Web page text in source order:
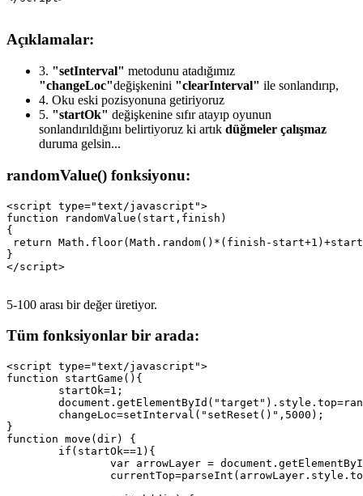
Açıklamalar:
3. "setInterval" metodunu atadığımız
"changeLoc"değişkenini "clearInterval" ile sonlandırıp,
4. Oku eski pozisyonuna getiriyoruz
5. "startOk" değişkenine sıfır atayıp oyunun
sonlandırıldığını belirtiyoruz ki artık düğmeler çalışmaz
duruma gelsin...
randomValue() fonksiyonu:
<script type="text/javascript">
function randomValue(start,finish)
{
return Math.floor(Math.random()*(finish-
}
5-100 arası bir değer üretiyor.
Tüm fonksiyonlar bir arada:
<script type="text/javascript">
function startGame(){
}
function move(dir) {